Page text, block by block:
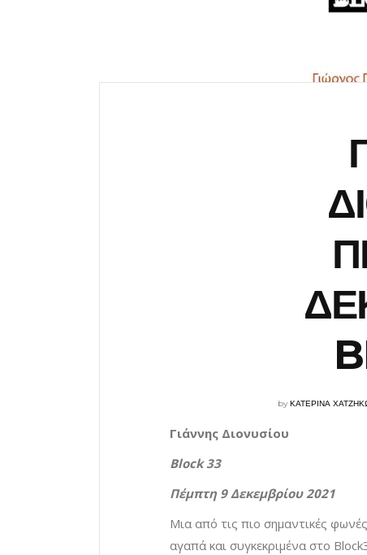
byΚΑΤΕΡΙΝΑ
Γιάννης Διονυσίου
Block33
Πέμπτη 9 Δεκεμβρίου 2021
Μια από τις πιο σημαντικές
αγαπά και συγκεκριμένα στο